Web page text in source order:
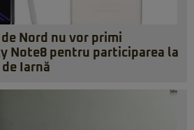
Nord nu vor primi
Note8 pentru participarea la
Iarnă